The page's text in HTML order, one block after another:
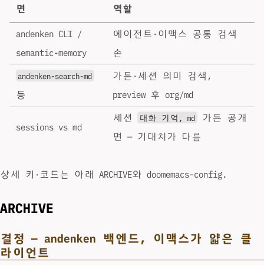
면 역할
andenken CLI /
semantic-memory
에이전트·이맥스 공통 검색
손
andenken-search-md
등
가든·세션 의미 검색,
preview 후 org/md
sessions vs md
세션 대화 기억, md
가든 공개
면 — 기대치가 다름
상세 키·코드는 아래 ARCHIVE와 doomemacs-config.
ARCHIVE
결정 — andenken 백엔드, 이맥스가 얇은 클
라이언트